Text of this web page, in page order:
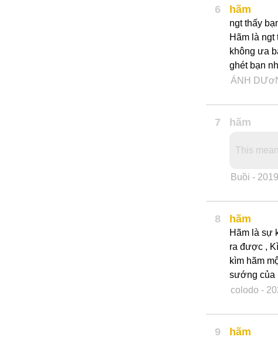
6 hãm
ngt thấy
Hãm là ngt
không ưa
ghét bạn
ÁNH
7 hãm
This
Buồi -
8 hãm
Hãm là sự
ra được ,
kìm hãm
sướng của
colodo -
9 hãm